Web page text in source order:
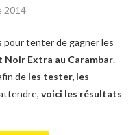
2014
pour tenter de gagner les
Noir Extra au Carambar.
de les tester, les
voici les résultats